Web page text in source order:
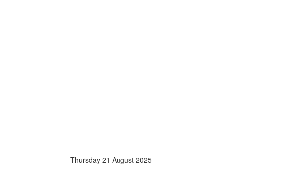
Thursday 21 August 2025